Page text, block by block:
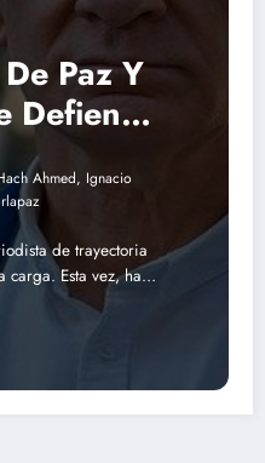
Paz Y
Defiende
Ahmed, Ignacio
de trayectoria
carga. Esta vez, ha…